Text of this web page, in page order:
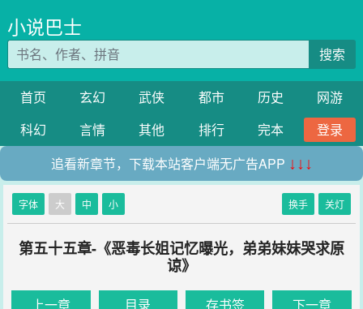
小说巴士
搜索
首页 玄幻 武侠 都市 历史
网游
科幻
言情 其他 排行 完本
登录
追看新章节，下载本站客户端无广告APP ↓↓↓
字体 大 中 小 换手 关灯
第五十五章-《恶毒长姐记忆曝光，弟弟妹妹哭求原
谅》
上一章 目录 存书签 下一章